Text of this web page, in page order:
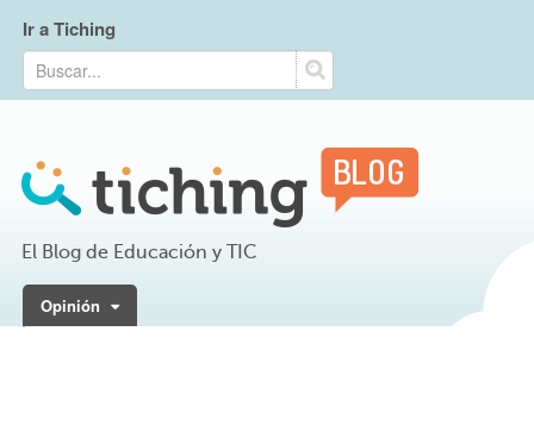
Ir a Tiching
El Blog de Educación y TIC
Opinión